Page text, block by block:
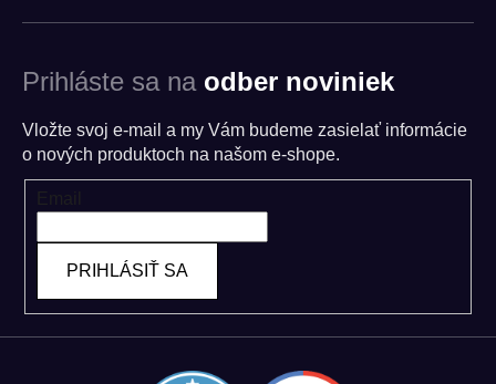
Prihláste sa na odber noviniek
Vložte svoj e-mail a my Vám budeme zasielať informácie
o nových produktoch na našom e-shope.
PRIHLÁSIŤ SA